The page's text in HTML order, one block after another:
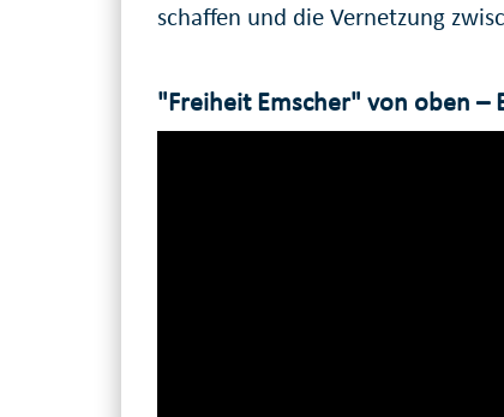
schaffen und die Vernetzung
"Freiheit Emscher" von oben –